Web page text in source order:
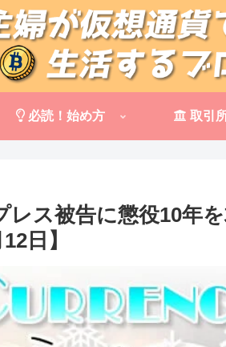
必読！始め方 取引
ス被告に懲役10年を
日】